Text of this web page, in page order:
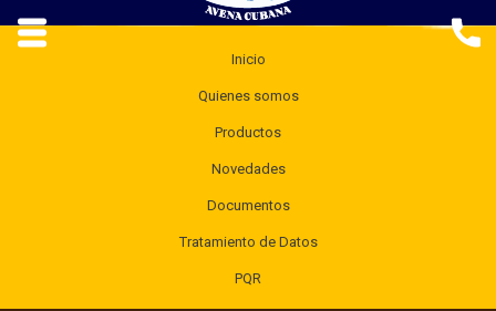
Inicio
Quienes somos
Productos
Novedades
Documentos
Tratamiento de Datos
PQR